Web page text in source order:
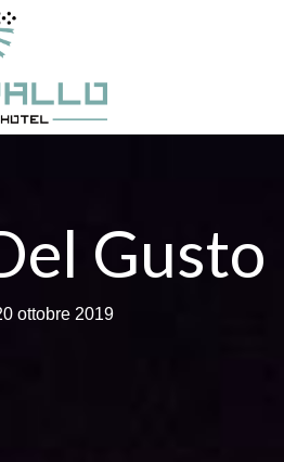
Gusto
ottobre 2019